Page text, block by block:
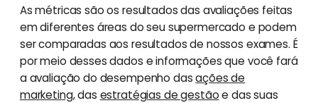
As métricas são os resultados das avaliações feitas
em diferentes áreas do seu supermercado e podem
ser comparadas aos resultados de nossos exames. É
por meio desses dados e informações que você fará
a avaliação do desempenho dasações de
marketing, das estratégias de gestãoe das suas